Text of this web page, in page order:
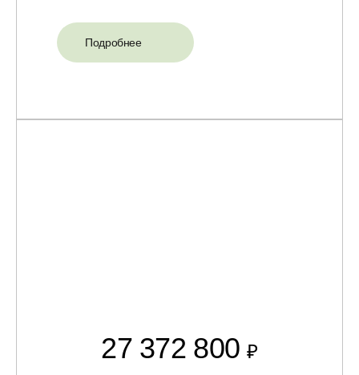
Подробнее
27 372 800₽